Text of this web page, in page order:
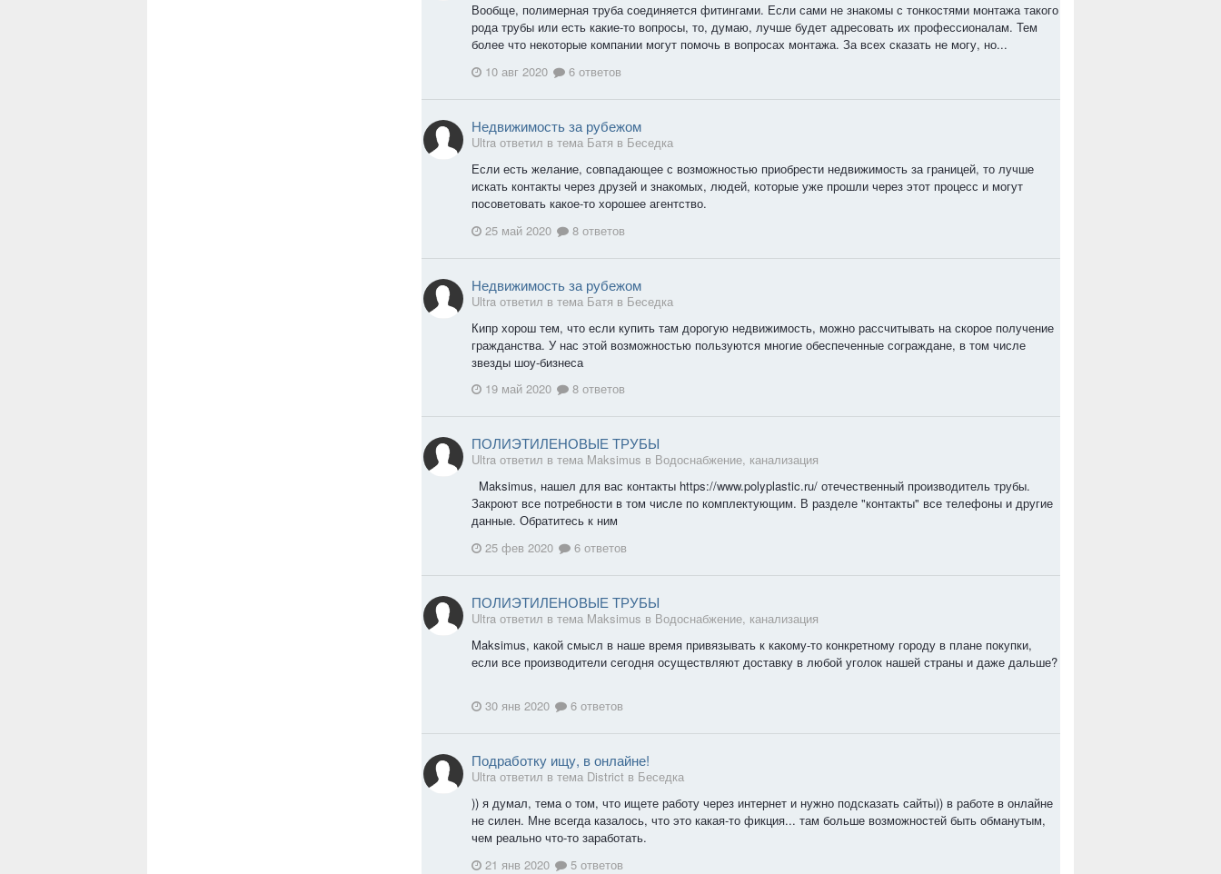
Вообще, полимерная труба соединяется фитингами. Если сами не знакомы с тонкостями монтажа такого
рода трубы или есть какие-то вопросы, то, думаю, лучше будет адресовать их профессионалам. Тем
более что некоторые компании могут помочь в вопросах монтажа. За всех сказать не могу, но...
10 авг 2020
6 ответов
Недвижимость за рубежом
Ultra ответил в тема Батя в Беседка
Если есть желание, совпадающее с возможностью приобрести недвижимость за границей, то лучше
искать контакты через друзей и знакомых, людей, которые уже прошли через этот процесс и могут
посоветовать какое-то хорошее агентство.
25 май 2020
8 ответов
Недвижимость за рубежом
Ultra ответил в тема Батя в Беседка
Кипр хорош тем, что если купить там дорогую недвижимость, можно рассчитывать на скорое получение
гражданства. У нас этой возможностью пользуются многие обеспеченные сограждане, в том числе
звезды шоу-бизнеса
19 май 2020
8 ответов
ПОЛИЭТИЛЕНОВЫЕ ТРУБЫ
Ultra ответил в тема Maksimus в Водоснабжение, канализация
Maksimus, нашел для вас контакты https://www.polyplastic.ru/ отечественный производитель трубы.
Закроют все потребности в том числе по комплектующим. В разделе "контакты" все телефоны и другие
данные. Обратитесь к ним
25 фев 2020
6 ответов
ПОЛИЭТИЛЕНОВЫЕ ТРУБЫ
Ultra ответил в тема Maksimus в Водоснабжение, канализация
Maksimus, какой смысл в наше время привязывать к какому-то конкретному городу в плане покупки,
если все производители сегодня осуществляют доставку в любой уголок нашей страны и даже дальше?
30 янв 2020 6 ответов
Подработку ищу, в онлайне!
Ultra ответил в тема District в Беседка
)) я думал, тема о том, что ищете работу через интернет и нужно подсказать сайты)) в работе в онлайне
не силен. Мне всегда казалось, что это какая-то фикция... там больше возможностей быть обманутым,
чем реально что-то заработать.
21 янв 2020
5 ответов